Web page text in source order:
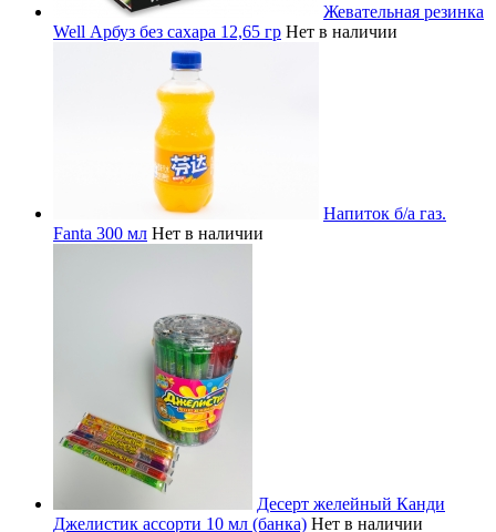
Жевательная резинка
Well Арбуз без сахара 12,65 гр Нет в наличии
Напиток б/а газ.
Fanta 300 мл Нет в наличии
Десерт желейный Канди
Джелистик ассорти 10 мл (банка) Нет в наличии